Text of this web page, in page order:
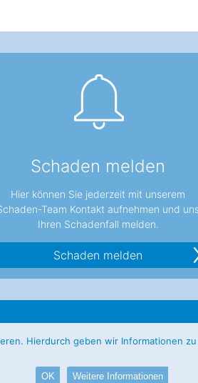
Schaden melden
Hier können Sie jederzeit mit unserem
Team Kontakt aufnehmen und
Ihren Schadenfall melden.
Schaden melden
Hamburg
+49(0)40-87 97
Hierdurch geben wir Informationen
OK Weitere Informationen